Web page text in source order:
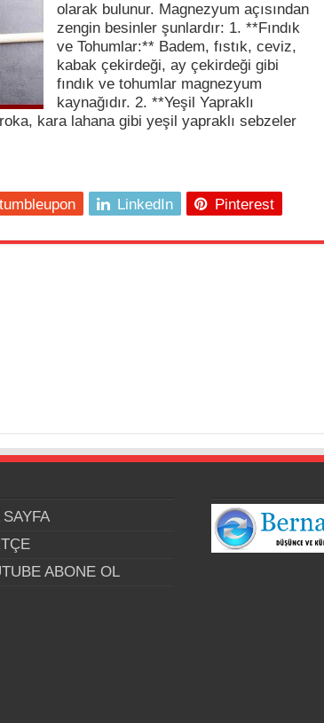
olarak bulunur. Magnezyum açısından
zengin besinler şunlardır: 1. **Fındık
ve Tohumlar:** Badem, fıstık, ceviz,
kabak çekirdeği, ay çekirdeği gibi
fındık ve tohumlar magnezyum
kaynağıdır. 2. **Yeşil Yapraklı
kara lahana gibi yeşil yapraklı sebzeler
LinkedIn Pinterest
ABONE OL